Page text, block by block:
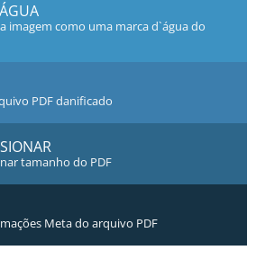
imagem como uma marca d`água do
PDF danificado
tamanho do PDF
Meta do arquivo PDF